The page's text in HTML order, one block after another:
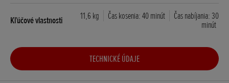
11,6 kg Čas kosenia: 40 minút
Čas nabíjania: 30
minút
TECHNICKÉ ÚDAJE